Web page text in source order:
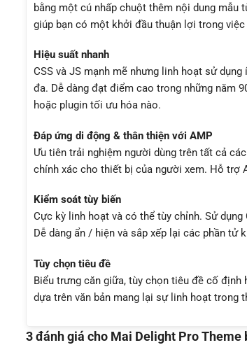
bằng một cú nhấp chuột thêm nội dung mẫu
giúp bạn có một khởi đầu thuận lợi trong
Hiệu suất nhanh
CSS và JS mạnh mẽ nhưng linh hoạt sử
đa. Dễ dàng đạt điểm cao trong những năm
hoặc plugin tối ưu hóa nào.
Đáp ứng di động & thân thiện với AMP
Ưu tiên trải nghiệm người dùng trên tất cả
chính xác cho thiết bị của người xem. Hỗ trợ
Kiểm soát tùy biến
Cực kỳ linh hoạt và có thể tùy chỉnh. Sử
Dễ dàng ẩn / hiện và sắp xếp lại các phần tử
Tùy chọn tiêu đề
Biểu trưng căn giữa, tùy chọn tiêu đề cố
dựa trên văn bản mang lại sự linh hoạt trong
3 đánh giá cho Mai Delight Pro Theme